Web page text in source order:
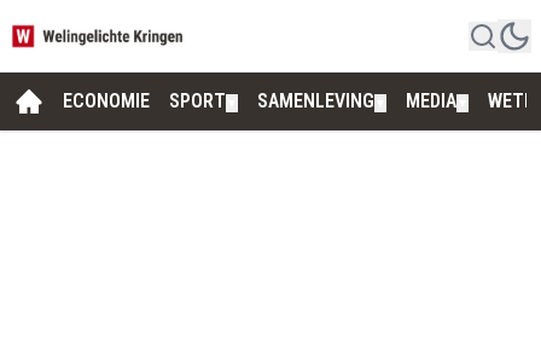
ECONOMIE SPORT SAMENLEVING MEDIA